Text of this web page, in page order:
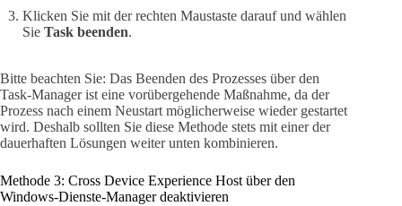
Klicken Sie mit der rechten Maustaste darauf und wählen
Sie Task beenden.
Bitte beachten Sie: Das Beenden des Prozesses über den
Task-Manager ist eine vorübergehende Maßnahme, da der
Prozess nach einem Neustart möglicherweise wieder gestartet
wird. Deshalb sollten Sie diese Methode stets mit einer der
dauerhaften Lösungen weiter unten kombinieren.
Methode 3: Cross Device Experience Host über den
Windows-Dienste-Manager deaktivieren